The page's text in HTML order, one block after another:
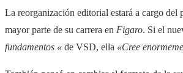
La reorganización editorial estará a cargo
mayor parte de su carrera en Figaro. Si el
fundamentos « de VSD, ella «Cree